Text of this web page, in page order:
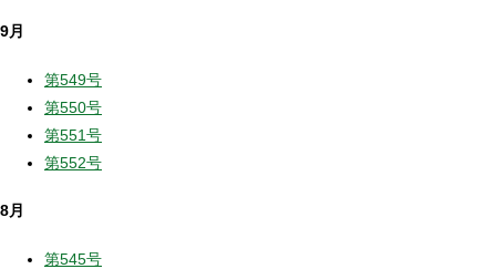
9月
第549号
第550号
第551号
第552号
8月
第545号